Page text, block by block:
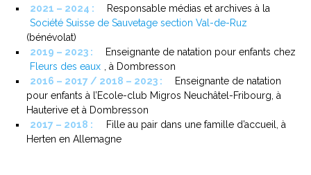
2021 – 2024 :
Responsable médias et archives à la
Société Suisse de Sauvetage section Val-de-Ruz
(bénévolat)
2019 – 2023 :
Enseignante de natation pour enfants chez
Fleurs des eaux
, à Dombresson
2016 – 2017 / 2018 – 2023 :
Enseignante de natation
pour enfants à l’Ecole-club Migros Neuchâtel-Fribourg, à
Hauterive et à Dombresson
2017 – 2018 :
Fille au pair dans une famille d’accueil, à
Herten en Allemagne